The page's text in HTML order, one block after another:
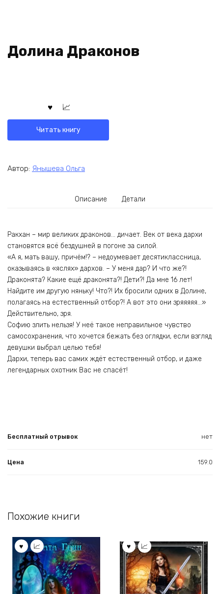
Долина Драконов
Читать книгу
Автор: Янышева Ольга
Описание Детали
Ракхан – мир великих драконов… дичает. Век от века дархи
становятся всё бездушней в погоне за силой.
«А я, мать вашу, причём!? – недоумевает десятиклассница,
оказываясь в «яслях» дархов. – У меня дар? И что же?!
Драконята? Какие ещё драконята?! Дети?! Да мне 16 лет!
Найдите им другую няньку! Что?! Их бросили одних в Долине,
полагаясь на естественный отбор?! А вот это они зряяяяя…»
Действительно, зря.
Софию злить нельзя! У неё такое неправильное чувство
самосохранения, что хочется бежать без оглядки, если взгляд
девушки выбрал целью тебя!
Дархи, теперь вас самих ждёт естественный отбор, и даже
легендарных охотник Вас не спасёт!
Бесплатный отрывок нет
Цена 159.0
Похожие книги